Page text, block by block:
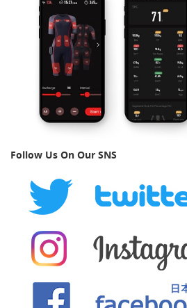
Follow Us On Our SNS